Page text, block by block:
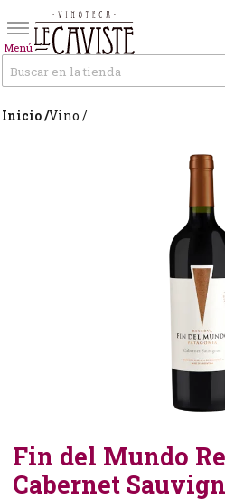
Menú
Inicio /Vino /
Fin del Mundo
Cabernet